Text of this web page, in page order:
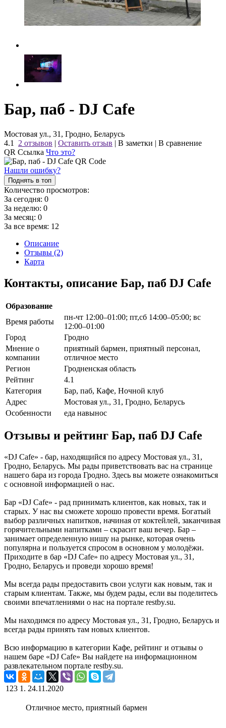
Бар, паб - DJ Cafe
Мостовая ул., 31, Гродно, Беларусь
4.1
2 отзывов | Оставить отзыв | В заметки | В сравнение
QR Ссылка Что это?
Нашли ошибку?
Поднять в топ
Количество просмотров:
За сегодня: 0
За неделю: 0
За месяц: 0
За все время: 12
Описание
Отзывы (2)
Карта
Контакты, описание Бар, паб DJ Cafe
Образование
Время работы
пн-чт 12:00–01:00; пт,сб 14:00–05:00; вс
12:00–01:00
Город
Гродно
Мнение о
компании
приятный бармен, приятный персонал,
отличное место
Регион
Гродненская область
Рейтинг
4.1
Категория
Бар, паб, Кафе, Ночной клуб
Адрес
Мостовая ул., 31, Гродно, Беларусь
Особенности
еда навынос
Отзывы и рейтинг Бар, паб DJ Cafe
«DJ Cafe» - бар, находящийся по адресу Мостовая ул., 31,
Гродно, Беларусь. Мы рады приветствовать вас на странице
нашего бара из города Гродно. Здесь вы можете ознакомиться
с основной информацией о нас.
Бар «DJ Cafe» - рад принимать клиентов, как новых, так и
старых. У нас вы сможете хорошо провести время. Богатый
выбор различных напитков, начиная от коктейлей, заканчивая
горячительными напитками – скрасит ваш вечер. Бар –
занимает определенную нишу на рынке, которая очень
популярна и пользуется спросом в основном у молодёжи.
Приходите в бар «DJ Cafe» по адресу Мостовая ул., 31,
Гродно, Беларусь и проведи хорошо время!
Мы всегда рады предоставить свои услуги как новым, так и
старым клиентам. Также, мы будем рады, если вы поделитесь
своими впечатлениями о нас на портале restby.su.
Мы находимся по адресу Мостовая ул., 31, Гродно, Беларусь и
всегда рады принять там новых клиентов.
Всю информацию в категории Кафе, рейтинг и отзывы о
нашем баре «DJ Cafe» Вы найдете на информационном
развлекательном портале restby.su.
123 1. 24.11.2020
Отличное место, приятный бармен